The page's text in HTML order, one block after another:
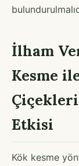
İlham
Kesme
Etkisi
Kök kesme